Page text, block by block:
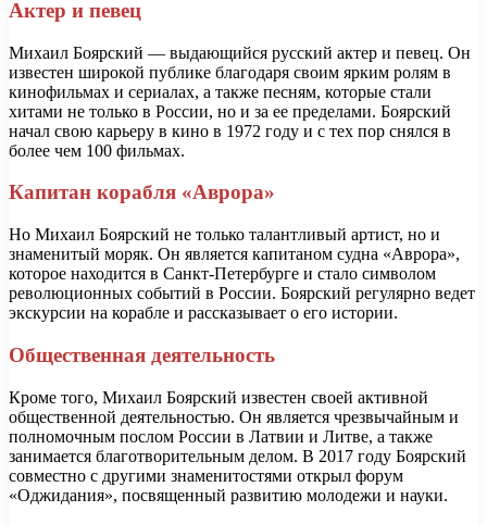
Актер и певец
Михаил Боярский — выдающийся русский актер и певец. Он
известен широкой публике благодаря своим ярким ролям в
кинофильмах и сериалах, а также песням, которые стали
хитами не только в России, но и за ее пределами. Боярский
начал свою карьеру в кино в 1972 году и с тех пор снялся в
более чем 100 фильмах.
Капитан корабля «Аврора»
Но Михаил Боярский не только талантливый артист, но и
знаменитый моряк. Он является капитаном судна «Аврора»,
которое находится в Санкт-Петербурге и стало символом
революционных событий в России. Боярский регулярно ведет
экскурсии на корабле и рассказывает о его истории.
Общественная деятельность
Кроме того, Михаил Боярский известен своей активной
общественной деятельностью. Он является чрезвычайным и
полномочным послом России в Латвии и Литве, а также
занимается благотворительным делом. В 2017 году Боярский
совместно с другими знаменитостями открыл форум
«Оджидания», посвященный развитию молодежи и науки.